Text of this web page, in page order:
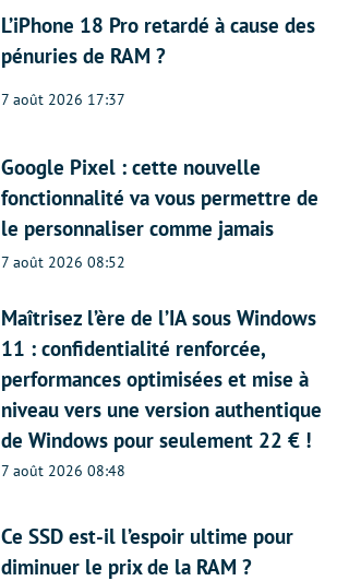
L’iPhone 18 Pro retardé à cause des
pénuries de RAM ?
7 août 2026 17:37
Google Pixel : cette nouvelle
fonctionnalité va vous permettre de
le personnaliser comme jamais
7 août 2026 08:52
Maîtrisez l’ère de l’IA sous Windows
11 : confidentialité renforcée,
performances optimisées et mise à
niveau vers une version authentique
de Windows pour seulement 22 € !
7 août 2026 08:48
Ce SSD est-il l’espoir ultime pour
diminuer le prix de la RAM ?